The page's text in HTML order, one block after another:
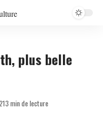
plus belle
3 min de lecture